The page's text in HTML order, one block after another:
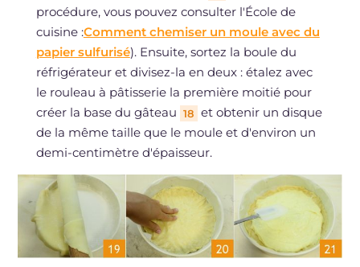
procédure, vous pouvez consulter l'École de
cuisine :Comment chemiser un moule avec du
papier sulfurisé). Ensuite, sortez la boule du
réfrigérateur et divisez-la en deux : étalez avec
le rouleau à pâtisserie la première moitié pour
créer la base du gâteau 18 et obtenir un disque
de la même taille que le moule et d'environ un
demi-centimètre d'épaisseur.